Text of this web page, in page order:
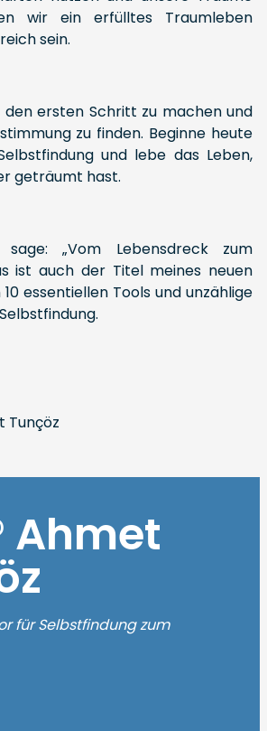
wir ein erfülltes Traumleben
sein.
den ersten Schritt zu machen und
zu finden. Beginne heute
und lebe das Leben,
geträumt hast.
„Vom Lebensdreck zum
ist auch der Titel meines neuen
essentiellen Tools und unzählige
Tunçöz
Ahmet
für Selbstfindung zum